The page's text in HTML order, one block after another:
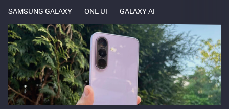
SAMSUNG GALAXY ONE UI GALAXY AI